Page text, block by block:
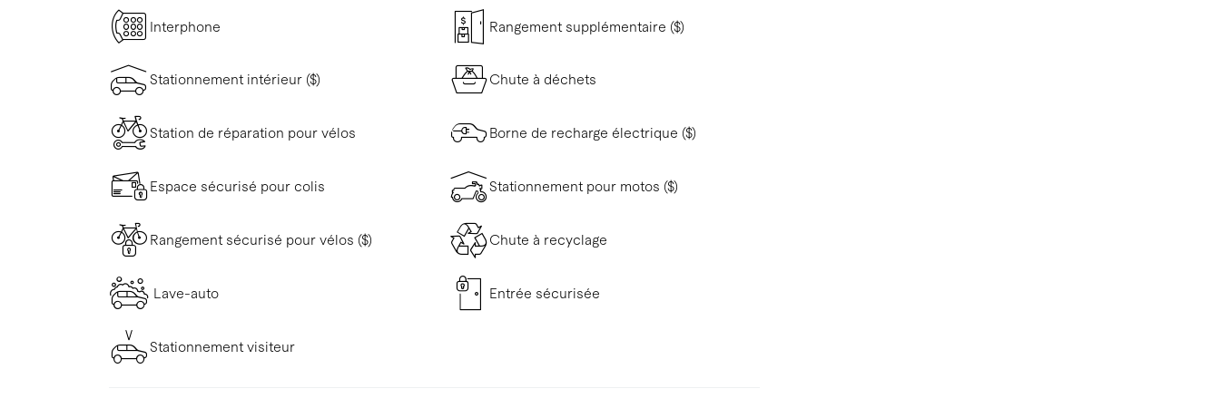
Interphone Rangement supplémentaire ($)
Stationnement intérieur ($) Chute à déchets
Station de réparation pour vélos Borne de recharge électrique ($)
Espace sécurisé pour colis Stationnement pour motos ($)
Rangement sécurisé pour vélos ($) Chute à recyclage
Lave-auto Entrée sécurisée
Stationnement visiteur